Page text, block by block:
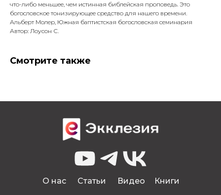
что-либо меньшее, чем истинная библейская проповедь. Это
богословское тонизирующее средство для нашего времени.
Альберт Молер, Южная баптистская богословская семинария
Автор: Лоусон С.
Смотрите также
О нас Статьи Видео
Книги